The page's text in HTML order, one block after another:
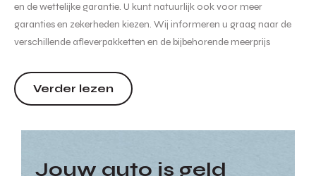
en de wettelijke garantie. U kunt natuurlijk ook voor meer
garanties en zekerheden kiezen. Wij informeren u graag naar de
verschillende afleverpakketten en de bijbehorende meerprijs
actueel mogelijk wordt weergegeven zijn wijzigin...
Verder lezen
Jouw auto is geld